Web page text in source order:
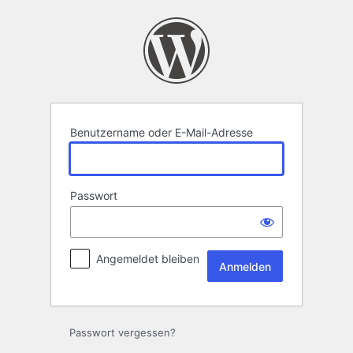
Benutzername oder E-Mail-Adresse
Passwort
Angemeldet bleiben
Passwort vergessen?